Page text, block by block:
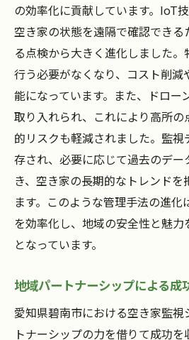
の効率化に貢献しています。IoT
空き家の状態を遠隔で確認できる
る点検から大きく進化しました
行う必要がなくなり、コスト削
能になっています。また、ドロー
取り入れられ、これにより高所の
的リスクも軽減されました。監
存され、必要に応じて過去のデー
き、空き家の長期的なトレンドを
ます。このような管理手法の進
を効率化し、地域の安全性と魅
となっています。
地域パートナーシップによる成
愛知県碧南市における空き家監視
トナーシップの力を借りて成功